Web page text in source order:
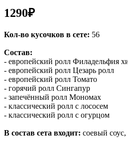
1290₽
Кол-во кусочков в сете: 56
Состав:
- европейский ролл Филадельфия
- европейский ролл Цезарь ролл
- европейский ролл Томато
- горячий ролл Сингапур
- запечённый ролл Мономах
- классический ролл с лососем
- классический ролл с огурцом
В состав сета входит: соевый